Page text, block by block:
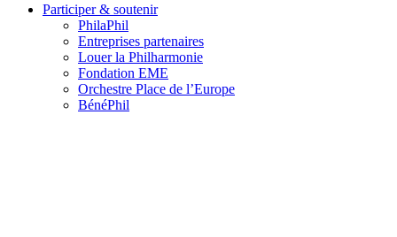
Participer & soutenir
PhilaPhil
Entreprises partenaires
Louer la Philharmonie
Fondation EME
Orchestre Place de l’Europe
BénéPhil